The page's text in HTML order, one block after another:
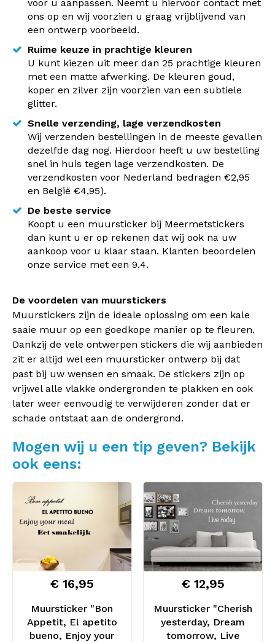
voor u aanpassen. Neemt u hiervoor contact met
ons op en wij voorzien u graag vrijblijvend van
een ontwerp voorbeeld.
Ruime keuze in prachtige kleuren
U kunt kiezen uit meer dan 25 prachtige kleuren
met een matte afwerking. De kleuren goud,
koper en zilver zijn voorzien van een subtiele
glitter.
Snelle verzending, lage verzendkosten
Wij verzenden bestellingen in de meeste gevallen
dezelfde dag nog. Hierdoor heeft u uw bestelling
snel in huis tegen lage verzendkosten. De
verzendkosten voor Nederland bedragen €2,95
en België €4,95).
De beste service
Koopt u een muursticker bij Meermetstickers
dan kunt u er op rekenen dat wij ook na uw
aankoop voor u klaar staan. Klanten beoordelen
onze service met een 9.4.
De voordelen van muurstickers
Muurstickers zijn de ideale oplossing om een kale
saaie muur op een goedkope manier op te fleuren.
Dankzij de vele ontwerpen stickers die wij aanbieden
zit er altijd wel een muursticker ontwerp bij dat
past bij uw wensen en smaak. De stickers zijn op
vrijwel alle vlakke ondergronden te plakken en ook
later weer eenvoudig te verwijderen zonder dat er
schade ontstaat aan de ondergrond.
Mogen wij u een tip geven? Bekijk
ook eens:
Muursticker "Bon
Appetit, El apetito
bueno, Enjoy your
€ 16,95
Muursticker "Cherish
yesterday, Dream
tomorrow, Live
€ 12,95